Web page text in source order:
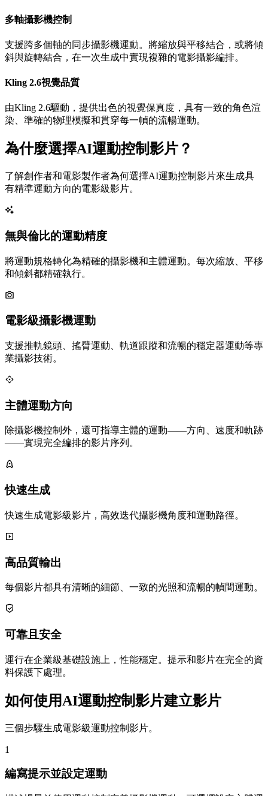
多軸攝影機控制
支援跨多個軸的同步攝影機運動。將縮放與平移結合，或將傾
斜與旋轉結合，在一次生成中實現複雜的電影攝影編排。
Kling 2.6視覺品質
由Kling 2.6驅動，提供出色的視覺保真度，具有一致的角色渲
染、準確的物理模擬和貫穿每一幀的流暢運動。
為什麼選擇AI運動控制影片？
了解創作者和電影製作者為何選擇AI運動控制影片來生成具
有精準運動方向的電影級影片。
無與倫比的運動精度
將運動規格轉化為精確的攝影機和主體運動。每次縮放、平移
和傾斜都精確執行。
電影級攝影機運動
支援推軌鏡頭、搖臂運動、軌道跟蹤和流暢的穩定器運動等專
業攝影技術。
主體運動方向
除攝影機控制外，還可指導主體的運動——方向、速度和軌跡
——實現完全編排的影片序列。
快速生成
快速生成電影級影片，高效迭代攝影機角度和運動路徑。
高品質輸出
每個影片都具有清晰的細節、一致的光照和流暢的幀間運動。
可靠且安全
運行在企業級基礎設施上，性能穩定。提示和影片在完全的資
料保護下處理。
如何使用AI運動控制影片建立影片
三個步驟生成電影級運動控制影片。
1
編寫提示並設定運動